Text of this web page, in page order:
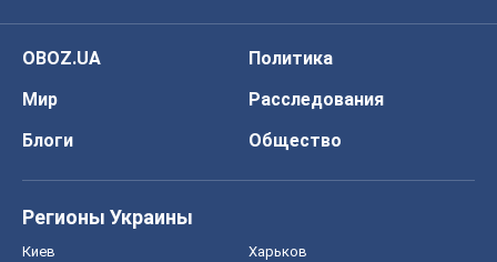
OBOZ.UA
Политика
Мир
Расследования
Блоги
Общество
Регионы Украины
Киев Харьков